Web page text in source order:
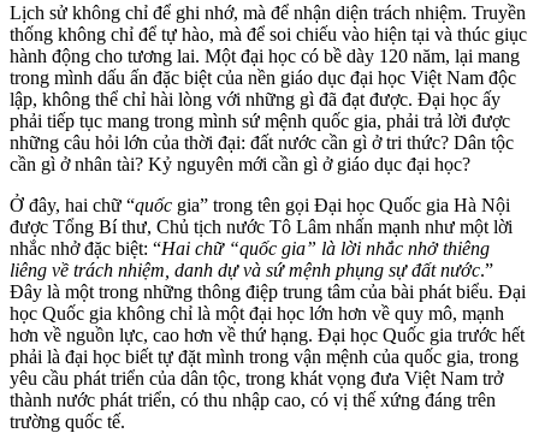
Lịch sử không chỉ để ghi nhớ, mà để nhận diện trách nhiệm. Truyền
thống không chỉ để tự hào, mà để soi chiếu vào hiện tại và thúc giục
hành động cho tương lai. Một đại học có bề dày 120 năm, lại mang
trong mình dấu ấn đặc biệt của nền giáo dục đại học Việt Nam độc
lập, không thể chỉ hài lòng với những gì đã đạt được. Đại học ấy
phải tiếp tục mang trong mình sứ mệnh quốc gia, phải trả lời được
những câu hỏi lớn của thời đại: đất nước cần gì ở tri thức? Dân tộc
cần gì ở nhân tài? Kỷ nguyên mới cần gì ở giáo dục đại học?
Ở đây, hai chữ “quốc gia” trong tên gọi Đại học Quốc gia Hà Nội
được Tổng Bí thư, Chủ tịch nước Tô Lâm nhấn mạnh như một lời
nhắc nhở đặc biệt: “Hai chữ “quốc gia” là lời nhắc nhở thiêng
liêng về trách nhiệm, danh dự và sứ mệnh phụng sự đất nước.”
Đây là một trong những thông điệp trung tâm của bài phát biểu. Đại
học Quốc gia không chỉ là một đại học lớn hơn về quy mô, mạnh
hơn về nguồn lực, cao hơn về thứ hạng. Đại học Quốc gia trước hết
phải là đại học biết tự đặt mình trong vận mệnh của quốc gia, trong
yêu cầu phát triển của dân tộc, trong khát vọng đưa Việt Nam trở
thành nước phát triển, có thu nhập cao, có vị thế xứng đáng trên
trường quốc tế.